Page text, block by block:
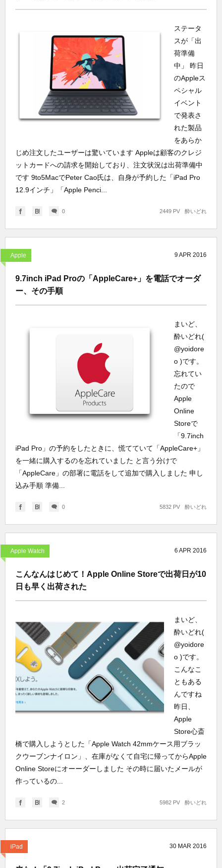
ステータ
スが「出
荷準備
中」 昨日
のAppleス
ペシャル
イベント
で発表さ
れた製品
をあらか
じめ注文したユーザーは驚いています Appleは顧客のクレジ
ットカードへの請求を開始しており、注文状況は出荷準備中
です 9to5MacでPeter Cao氏は、自身が予約した「iPad Pro
12.9インチ」「Apple Penci...
0 酔いどれ
2449 PV
Apple 9 APR 2016
9.7inch iPad Proの「AppleCare+」を電話でオーダ
ー、その手順
まいど、
酔いどれ(
@yoidore
o )です。
忘れてい
たので
Apple
Online
Storeで
「9.7inch
iPad Pro」の予約をしたときに、慌てていて「AppleCare+」
を一緒に購入するのを忘れていました と言う分けで
「AppleCare」の部署に電話をして追加で購入しました 申し
込み手順 準備...
0 酔いどれ
5832 PV
Apple Watch 6 APR 2016
こんなんはじめて！Apple Online Storeで出荷日が10
日も早く出荷された
まいど、
酔いどれ(
@yoidore
o )です。
こんなこ
ともある
んですね
昨日、
Apple
Store心斎
橋で購入しようとした「Apple Watch 42mmケース用ブラッ
クウーブンナイロン」、在庫がなくて自宅に帰ってからApple
Online Storeにオーーダーしました その時に届いたメールが
作っているの...
2 酔いどれ
5982 PV
iPad 30 MAR 2016